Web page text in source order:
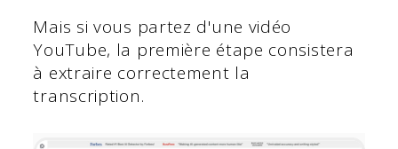
Mais si vous partez d'une vidéo
YouTube, la première étape consistera
à extraire correctement la
transcription.